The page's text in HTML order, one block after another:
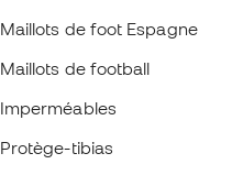
Maillots de foot Espagne
Maillots de football
Imperméables
Protège-tibias